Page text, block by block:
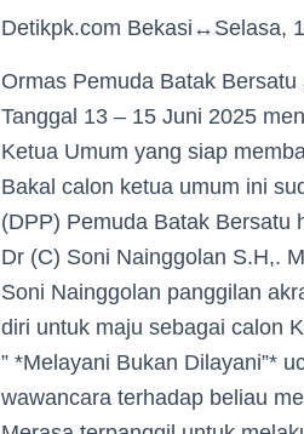
Detikpk.com Bekasi↔Selasa,
Ormas Pemuda Batak
Tanggal 13 – 15 Juni 2025
Ketua Umum yang siap
Bakal calon ketua umum ini
(DPP) Pemuda Batak Bersatu
Dr (C) Soni Nainggolan S.H,.
Soni Nainggolan panggilan
diri untuk maju sebagai calon
” *Melayani Bukan Dilayani”*
wawancara terhadap beliau